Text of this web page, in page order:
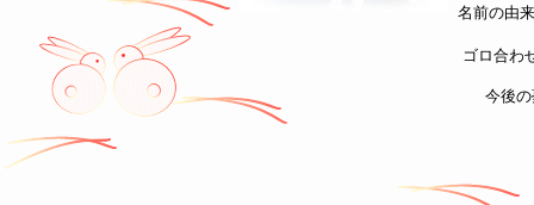
名前の由
ゴロ合わ
今後